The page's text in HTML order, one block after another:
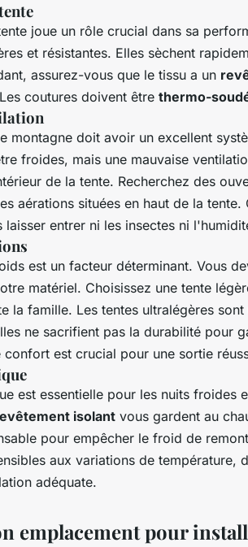
joue un rôle crucial dans sa
et résistantes. Elles sèchent
assurez-vous que le tissu a un
coutures doivent être thermo-
montagne doit avoir un excellent
froides, mais une mauvaise
de la tente. Recherchez des
aérations situées en haut de la
laisser entrer ni les insectes ni
est un facteur déterminant. Vous
matériel. Choisissez une tente
la famille. Les tentes ultralégères
ne sacrifient pas la durabilité pour
est crucial pour une sortie
est essentielle pour les nuits froides
isolant vous gardent au
pour empêcher le froid de
aux variations de température,
adéquate.
emplacement pour